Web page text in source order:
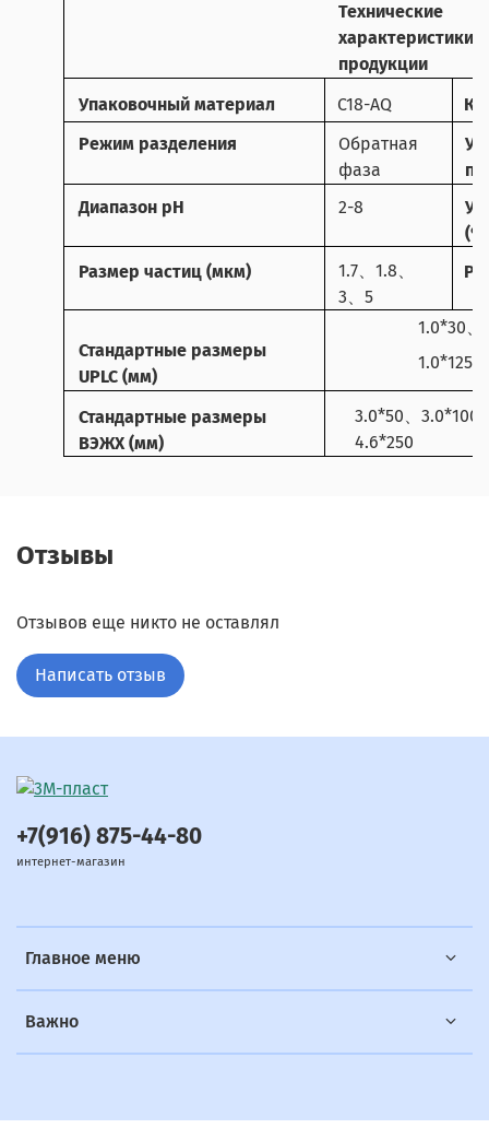
Технические
характеристики
продукции
Упаковочный материал
C18-AQ
Режим разделения
Обратная
фаза
Диапазон pH
2-8
Размер частиц (мкм)
1.7、 1.8
3 5
Стандартные размеры
UPLC (мм)
1.0*30
1.0*125、
Стандартные размеры
ВЭЖХ (мм)
3.0*50 3.0*100
4.6*250
Отзывы
Отзывов еще никто не оставлял
Написать отзыв
Главное меню
Важно
+7(916) 875-44-80
интернет-магазин